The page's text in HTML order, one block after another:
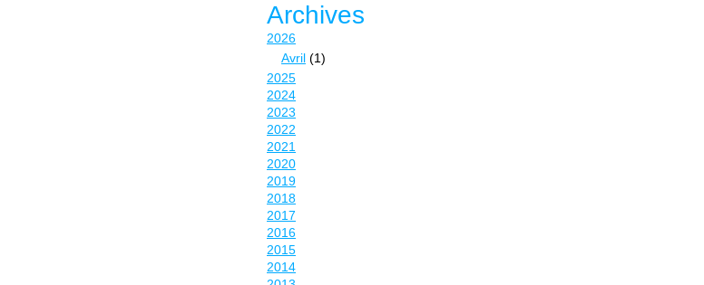
Archives
2026
Avril (1)
2025
2024
2023
2022
2021
2020
2019
2018
2017
2016
2015
2014